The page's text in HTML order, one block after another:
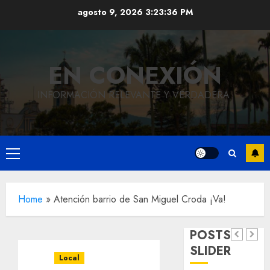
agosto 9, 2026 3:23:37 PM
EN CONEXIÓN
INFORMACIÓN RELEVANTE Y VERDADERA.
Menú
principal
Home » Atención barrio de San Miguel Croda ¡Va!
Local
POSTS
SLIDER
Local
pavimentación
la
Local
Hoy
el 129
del
natalicio
de Don
Antonio